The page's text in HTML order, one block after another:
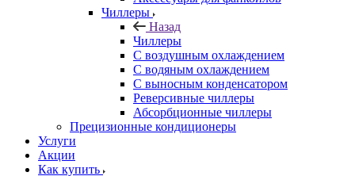
Чиллеры
Назад
Чиллеры
С воздушным охлаждением
С водяным охлаждением
С выносным конденсатором
Реверсивные чиллеры
Абсорбционные чиллеры
Прецизионные кондиционеры
Услуги
Акции
Как купить